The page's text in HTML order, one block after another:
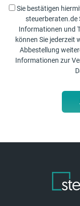
Sie bestätigen
steuerberaten.de
Informationen und
können Sie jederzeit
Abbestellung weiterer Informationen enthalten sein.
Informationen zur